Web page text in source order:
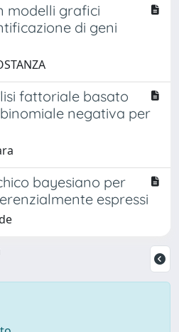
modelli grafici
di geni
fattoriale basato
negativa per
bayesiano per
espressi